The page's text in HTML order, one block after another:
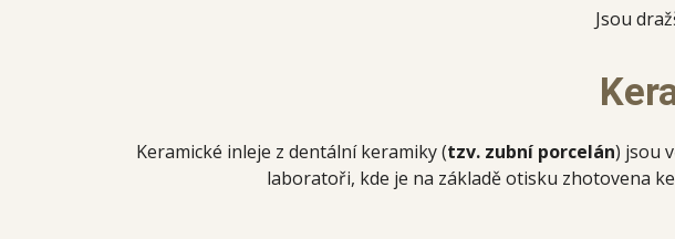
Jsou
Keramické inleje z dentální keramiky (tzv. zubní porcelán) jsou
laboratoři, kde je na základě otisku zhotovena